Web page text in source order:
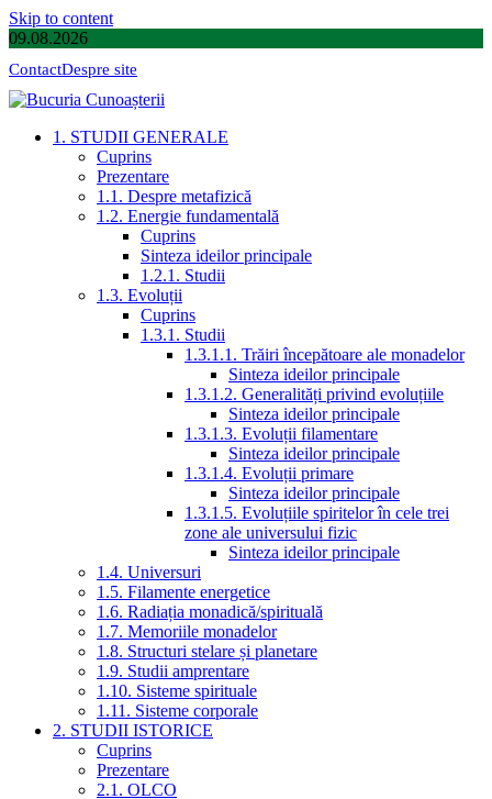
Skip to content
09.08.2026
ContactDespre site
1. STUDII GENERALE
Cuprins
Prezentare
1.1. Despre metafizică
1.2. Energie fundamentală
Cuprins
Sinteza ideilor principale
1.2.1. Studii
1.3. Evoluții
Cuprins
1.3.1. Studii
1.3.1.1. Trăiri începătoare ale monadelor
Sinteza ideilor principale
1.3.1.2. Generalități privind evoluțiile
Sinteza ideilor principale
1.3.1.3. Evoluții filamentare
Sinteza ideilor principale
1.3.1.4. Evoluții primare
Sinteza ideilor principale
1.3.1.5. Evoluțiile spiritelor în cele trei
zone ale universului fizic
Sinteza ideilor principale
1.4. Universuri
1.5. Filamente energetice
1.6. Radiația monadică/spirituală
1.7. Memoriile monadelor
1.8. Structuri stelare și planetare
1.9. Studii amprentare
1.10. Sisteme spirituale
1.11. Sisteme corporale
2. STUDII ISTORICE
Cuprins
Prezentare
2.1. OLCO